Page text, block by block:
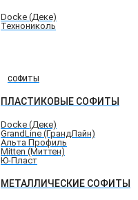
Docke (Деке)
Технониколь
СОФИТЫ
ПЛАСТИКОВЫЕ СОФИТЫ
Docke (Деке)
GrandLine (ГрандЛайн)
Альта Профиль
Mitten (Миттен)
Ю-Пласт
МЕТАЛЛИЧЕСКИЕ СОФИТЫ